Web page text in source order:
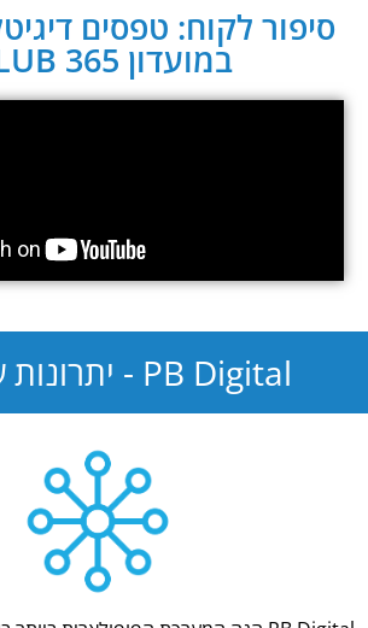
סיפור לקוח: טפסים
במועדון CLUB 365:
PB Digital - יתרונות עיקריים